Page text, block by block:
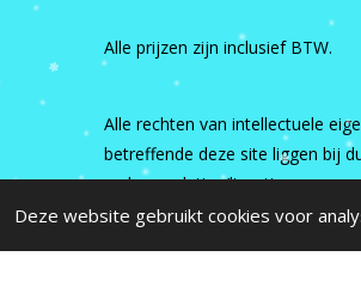
Deze website gebruikt cookies voor
Alle prijzen zijn inclusief BTW.
Alle rechten van intellectuele
betreffende deze site liggen bij
en haar relaties/licentiegevers.
© 2015 - 2026 dutch Hero's